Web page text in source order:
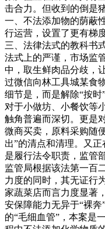
击合力。但收到的倒是
一、不法添加物的荫蔽
行运营，设置了更有梯
三、法律法式的教科书
法式上的严谨，市场监
中，取生鲜肉品分歧，
过微信向林工具城某食
细节是，而是解除“按时
对于小做坊、小餐饮等
触角普遍而深切。更是
微商买卖，原料采购随
出”的清点和清理。又
是履行法令职责，监管
监管局根据该法第一百
力度的同时，其无证行
家蔬菜店而言力度显著
安保障能力无异于“裸
的“毛细血管”，本案是